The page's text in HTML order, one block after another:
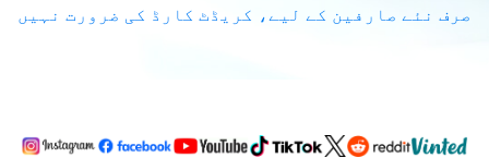
صرف نئے صارفین کے لیے، کریڈٹ کارڈ کی ضرورت نہیں